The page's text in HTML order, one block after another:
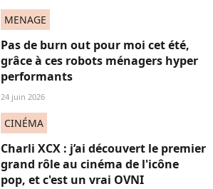
MENAGE
Pas de burn out pour moi cet été,
grâce à ces robots ménagers hyper
performants
24 juin 2026
CINÉMA
Charli XCX : j’ai découvert le premier
grand rôle au cinéma de l'icône
pop, et c'est un vrai OVNI